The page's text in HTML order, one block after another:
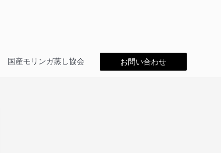
国産モリンガ蒸し協会 お問い合わせ